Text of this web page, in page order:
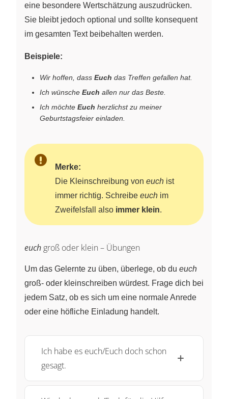
eine besondere Wertschätzung auszudrücken.
Sie bleibt jedoch optional und sollte konsequent
im gesamten Text beibehalten werden.
Beispiele:
Wir hoffen, dass Euch das Treffen gefallen hat.
Ich wünsche Euch allen nur das Beste.
Ich möchte Euch herzlichst zu meiner
Geburtstagsfeier einladen.
Merke:
Die Kleinschreibung von euch ist
immer richtig. Schreibe euch im
Zweifelsfall also immer klein.
euch groß oder klein – Übungen
Um das Gelernte zu üben, überlege, ob du euch
groß- oder kleinschreiben würdest. Frage dich bei
jedem Satz, ob es sich um eine normale Anrede
oder eine höfliche Einladung handelt.
Ich habe es euch/Euch doch schon
gesagt.